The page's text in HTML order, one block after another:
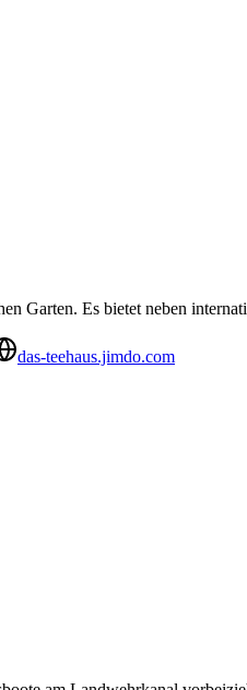
Garten. Es bietet neben
das-teehaus.jimdo.com